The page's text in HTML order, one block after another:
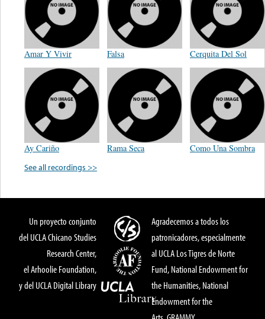
Amar Y Vivir Falsa Cerquita Del Sol
Ay Cariño Rama Seca
Como Una Sombra
See all recordings >>
Un proyecto conjunto
del UCLA Chicano Studies
Research Center,
el Arhoolie Foundation,
y del UCLA Digital Library
Agradecemos a todos los
patronicadores, especialmente
al UCLA Los Tigres de Norte
Fund, National Endowment for
the Humanities, National
Endowment for the